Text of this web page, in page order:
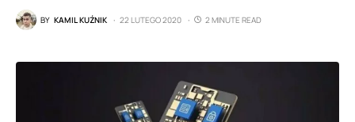
BY KAMIL KUŹNIK 22 LUTEGO 2020 2 MINUTE READ